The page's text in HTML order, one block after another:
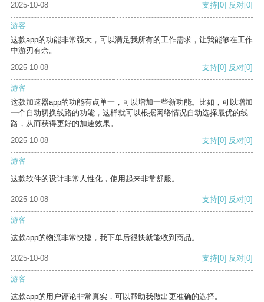
2025-10-08
支持[0] 反对[0]
游客
这款app的功能非常强大，可以满足我所有的工作需求，让我能够在工作
中游刃有余。
2025-10-08
支持[0] 反对[0]
游客
这款加速器app的功能有点单一，可以增加一些新功能。比如，可以增加
一个自动切换线路的功能，这样就可以根据网络情况自动选择最优的线
路，从而获得更好的加速效果。
2025-10-08
支持[0] 反对[0]
游客
这款软件的设计非常人性化，使用起来非常舒服。
2025-10-08 支持[0] 反对[0]
游客
这款app的物流非常快捷，我下单后很快就能收到商品。
2025-10-08 支持[0] 反对[0]
游客
这款app的用户评论非常真实，可以帮助我做出更准确的选择。